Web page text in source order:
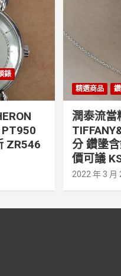
錶
ZR546
精選商品
潤泰流當
分 鑽墬
價可議
2022 年 3 月